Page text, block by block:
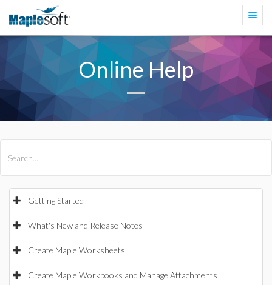
Online Help
Getting Started
What's New and Release Notes
Create Maple Worksheets
Create Maple Workbooks and Manage Attachments